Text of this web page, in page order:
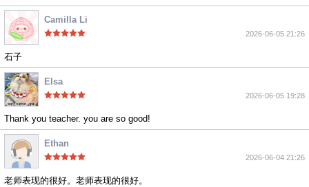
Camilla Li
2026-06-05 21:26
石子
Elsa
2026-06-05 19:28
Thank you teacher. you are so good!
Ethan
2026-06-04 21:26
老师表现的很好。老师表现的很好。